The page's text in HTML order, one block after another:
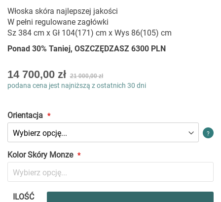
na
początek
galerii
Włoska skóra najlepszej jakości
W pełni regulowane zagłówki
Sz 384 cm x Gł 104(171) cm x Wys 86(105) cm
Ponad 30% Taniej, OSZCZĘDZASZ 6300 PLN
As
low
14 700,00 zł 21 000,00 zł
podana cena jest najniższą z ostatnich 30 dni
Orientacja
?
Kolor Skóry Monze
ILOŚĆ